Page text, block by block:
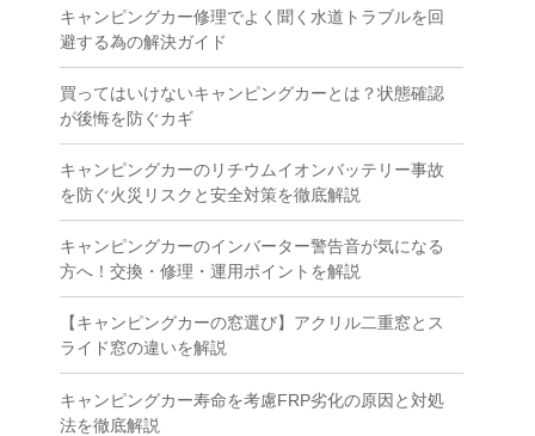
キャンピングカー修理でよく聞く水道トラブルを回
避する為の解決ガイド
買ってはいけないキャンピングカーとは？状態確認
が後悔を防ぐカギ
キャンピングカーのリチウムイオンバッテリー事故
を防ぐ火災リスクと安全対策を徹底解説
キャンピングカーのインバーター警告音が気になる
方へ！交換・修理・運用ポイントを解説
【キャンピングカーの窓選び】アクリル二重窓とス
ライド窓の違いを解説
キャンピングカー寿命を考慮FRP劣化の原因と対処
法を徹底解説